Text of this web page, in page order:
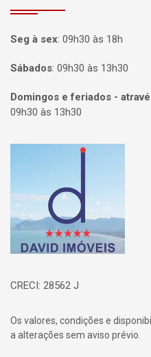
Seg à sex: 09h30 às 18h
Sábados: 09h30 às 13h30
Domingos e feriados -
09h30 às 13h30
Página inicial
CRECI: 28562 J
Os valores, condições e
a alterações sem aviso prévio.